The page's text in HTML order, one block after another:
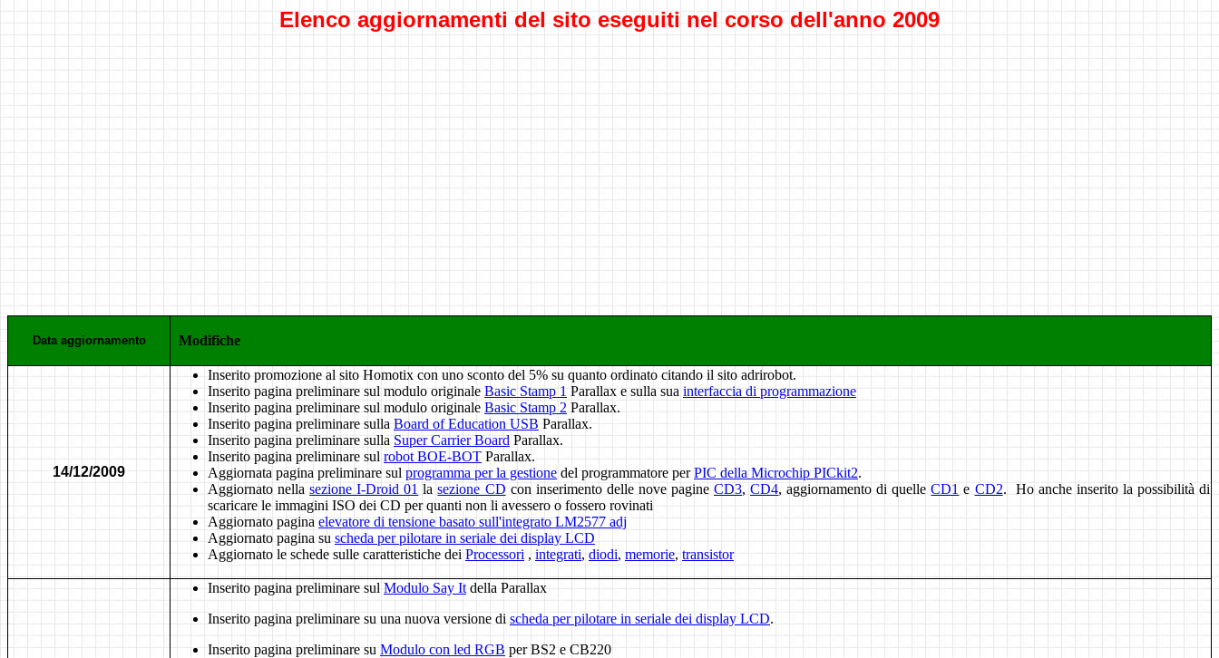
Elenco aggiornamenti del sito eseguiti nel corso dell'anno 2009
Data aggiornamento Modifiche
14/12/2009
Inserito promozione al sito Homotix con uno sconto del 5% su quanto ordinato citando il sito adrirobot.
Inserito pagina preliminare sul modulo originale Basic Stamp 1 Parallax e sulla sua interfaccia di programmazione
Inserito pagina preliminare sul modulo originale Basic Stamp 2 Parallax.
Inserito pagina preliminare sulla Board of Education USB Parallax.
Inserito pagina preliminare sulla Super Carrier Board Parallax.
Inserito pagina preliminare sul robot BOE-BOT Parallax.
Aggiornata pagina preliminare sul programma per la gestione del programmatore perPIC della Microchip PICkit2.
Aggiornato nellasezione I-Droid 01 lasezione CD con inserimento delle nove pagine CD3,CD4, aggiornamento di quelleCD1 e CD2. Ho anche inserito la possibilità di
scaricare le immagini ISO dei CD per quanti non li avessero o fossero rovinati
Aggiornato pagina elevatore di tensione basato sull'integrato LM2577 adj
Aggiornato pagina su scheda per pilotare in seriale dei display LCD
Aggiornato le schede sulle caratteristiche dei Processori , integrati, diodi, memorie, transistor
Inserito pagina preliminare sul Modulo Say It della Parallax
Inserito pagina preliminare su una nuova versione di scheda per pilotare in seriale dei display LCD.
Inserito pagina preliminare su Modulo con led RGB per BS2 e CB220